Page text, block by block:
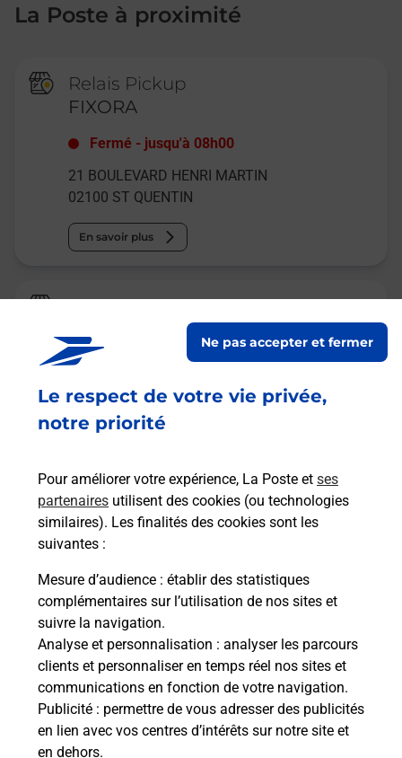
Le respect de votre vie privée,
notre priorité
Pour améliorer votre expérience, La Poste et ses
partenaires utilisent des cookies (ou technologies
similaires). Les finalités des cookies sont les
suivantes :
Mesure d’audience : établir des statistiques
complémentaires sur l’utilisation de nos sites et
suivre la navigation.
Analyse et personnalisation : analyser les parcours
clients et personnaliser en temps réel nos sites et
communications en fonction de votre navigation.
Publicité : permettre de vous adresser des publicités
en lien avec vos centres d’intérêts sur notre site et
en dehors.
Ne pas accepter et fermer
La Poste à proximité
Relais Pickup
FIXORA
Fermé - jusqu'à 08h00
21 BOULEVARD HENRI MARTIN
02100 ST QUENTIN
En savoir plus
Relais Pickup
LE FONTENOY
jusqu'à 08h00
1 RUE DE VERMAND
02100 ST QUENTIN
Malin !
La Poste
en ligne
Ouvert 24h/24
En savoir plus